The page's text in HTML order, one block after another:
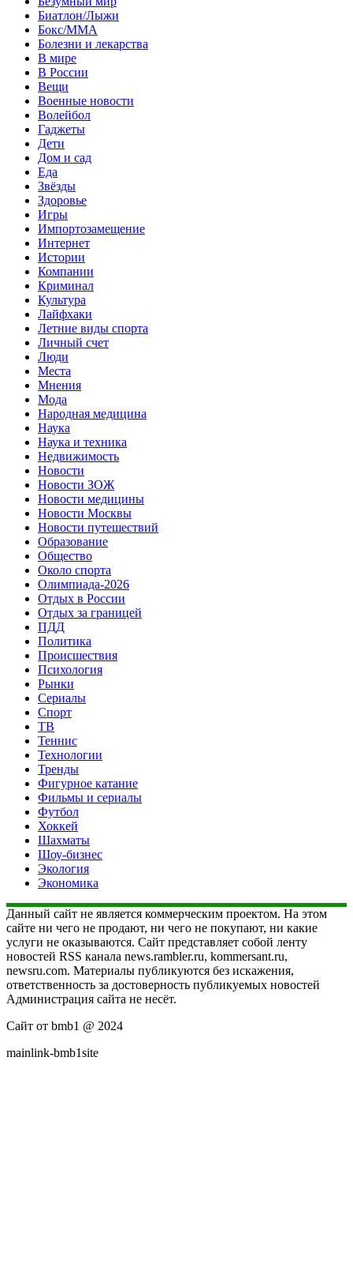
Биатлон/Лыжи
Бокс/MMA
Болезни и лекарства
В мире
В России
Вещи
Военные новости
Волейбол
Гаджеты
Дети
Дом и сад
Еда
Звёзды
Здоровье
Игры
Импортозамещение
Интернет
Истории
Компании
Криминал
Культура
Лайфхаки
Летние виды спорта
Личный счет
Люди
Места
Мнения
Мода
Народная медицина
Наука
Наука и техника
Недвижимость
Новости
Новости ЗОЖ
Новости медицины
Новости Москвы
Новости путешествий
Образование
Общество
Около спорта
Олимпиада-2026
Отдых в России
Отдых за границей
ПДД
Политика
Происшествия
Психология
Рынки
Сериалы
Спорт
ТВ
Теннис
Технологии
Тренды
Фигурное катание
Фильмы и сериалы
Футбол
Хоккей
Шахматы
Шоу-бизнес
Экология
Экономика
Данный сайт не является коммерческим проектом. На этом
сайте ни чего не продают, ни чего не покупают, ни какие
услуги не оказываются. Сайт представляет собой ленту
новостей RSS канала news.rambler.ru, kommersant.ru,
newsru.com. Материалы публикуются без искажения,
ответственность за достоверность публикуемых новостей
Администрация сайта не несёт.
Сайт от bmb1 @ 2024
mainlink-bmb1site